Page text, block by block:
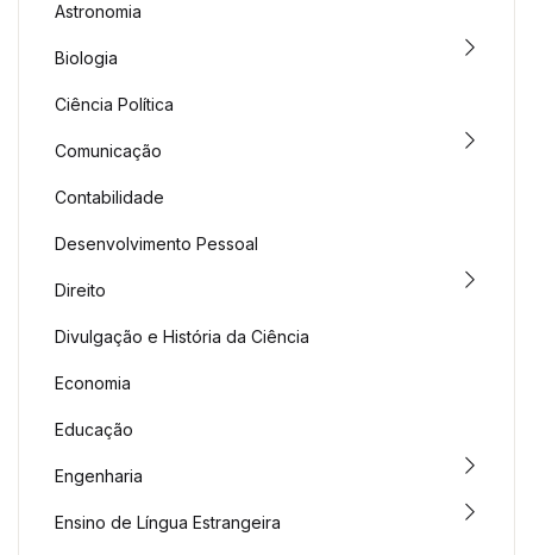
Astronomia
Biologia
Ciência Política
Comunicação
Contabilidade
Desenvolvimento Pessoal
Direito
Divulgação e História da Ciência
Economia
Educação
Engenharia
Ensino de Língua Estrangeira